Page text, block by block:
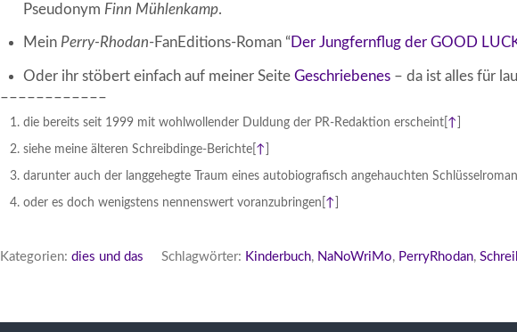
Pseudonym Finn Mühlenkamp.
Mein Perry-Rhodan-FanEditions-Roman “ Der Jungfernflug der GOOD
Oder ihr stöbert einfach auf meiner Seite Geschriebenes– da ist alles für
––––––––––––
die bereits seit 1999 mit wohlwollender Duldung der PR-Redaktion erscheint[ ↑
siehe meine älteren Schreibdinge-Berichte[ ↑
darunter auch der langgehegte Traum eines autobiografisch angehauchten
oder es doch wenigstens nennenswert voranzubringen ↑
Kategorien: dies und das Schlagwörter: Kinderbuch, NaNoWriMo, PerryRhodan,